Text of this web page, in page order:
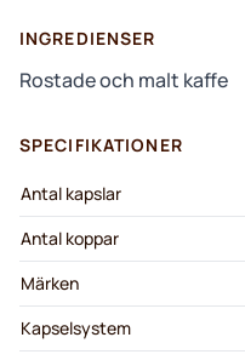
INGREDIENSER
Rostade och malt kaffe
SPECIFIKATIONER
Antal kapslar
Antal koppar
Märken
Kapselsystem